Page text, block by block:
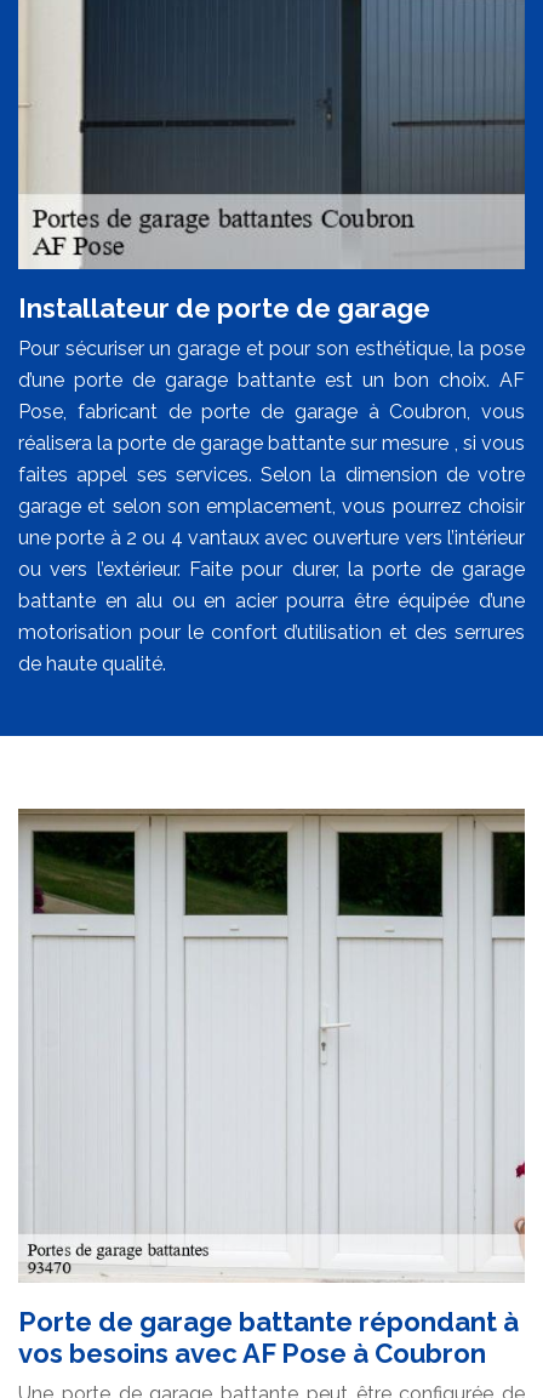
Installateur de porte de garage
Pour sécuriser un garage et pour son esthétique, la pose
d’une porte de garage battante est un bon choix. AF
Pose, fabricant de porte de garage à Coubron, vous
réalisera la porte de garage battante sur mesure , si vous
faites appel ses services. Selon la dimension de votre
garage et selon son emplacement, vous pourrez choisir
une porte à 2 ou 4 vantaux avec ouverture vers l’intérieur
ou vers l’extérieur. Faite pour durer, la porte de garage
battante en alu ou en acier pourra être équipée d’une
motorisation pour le confort d’utilisation et des serrures
de haute qualité.
Porte de garage battante répondant à
vos besoins avec AF Pose à Coubron
Une porte de garage battante peut être configurée de